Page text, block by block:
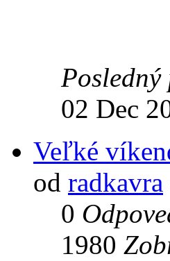
Posledný
02 Dec
Veľké
od radkavra
0
1980